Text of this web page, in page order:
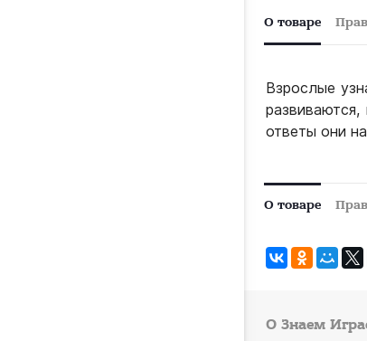
О товаре
Взрослые
ответы они
О товаре
О Знаем